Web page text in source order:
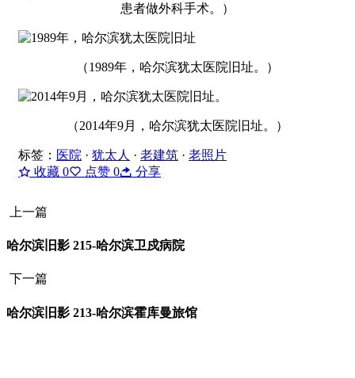
患者做外科手术。）
（1989年，哈尔滨犹太医院旧址。）
（2014年9月，哈尔滨犹太医院旧址。）
标签： 医院 · 犹太人 · 老建筑 · 老照片
收藏 0 点赞 0 分享
上一篇
哈尔滨旧影 215-哈尔滨卫戍病院
下一篇
哈尔滨旧影 213-哈尔滨霍库曼旅馆